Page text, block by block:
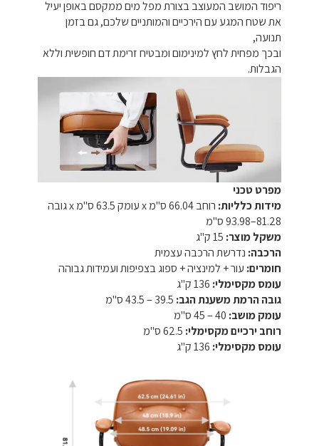
ריפוד המושב המעוצב בצורת מפל מים ממקסם באופן יעיל
את שטח המגע עם הירכיים והמותניים שלכם, גם בזמן
תנועה,
ובכך מפחית לחץ למינימום ומבטיח זרימת דם חופשית וללא
הגבלות.
מפרט טכני
מידות כלליות:
רוחב 66.04 ס"מ x עומק 63.5 ס"מ x גובה
81.28–93.98 ס"מ
משקל מוצר:
הרכבה: נדרשת הרכבה עצמית
חומרים: עור + למינציה + ספוג בצפיפות ועמידות גבוהה
עומס מקסימלי:
גובה הרמת משענת הגב:
עומק מושב:
רוחב ירכיים מקסימלי:
עומס מקסימלי: